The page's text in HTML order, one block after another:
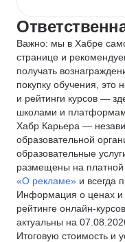
Важно: мы в Хабре
странице и
получать
покупку обучения, это
и рейтинги курсов —
школами и
Хабр Карьера —
образовательной
образовательные
размещены на платной
«О рекламе» и всегда
Информация о ценах и
рейтинге онлайн-
актуальны на
Итоговую стоимость и